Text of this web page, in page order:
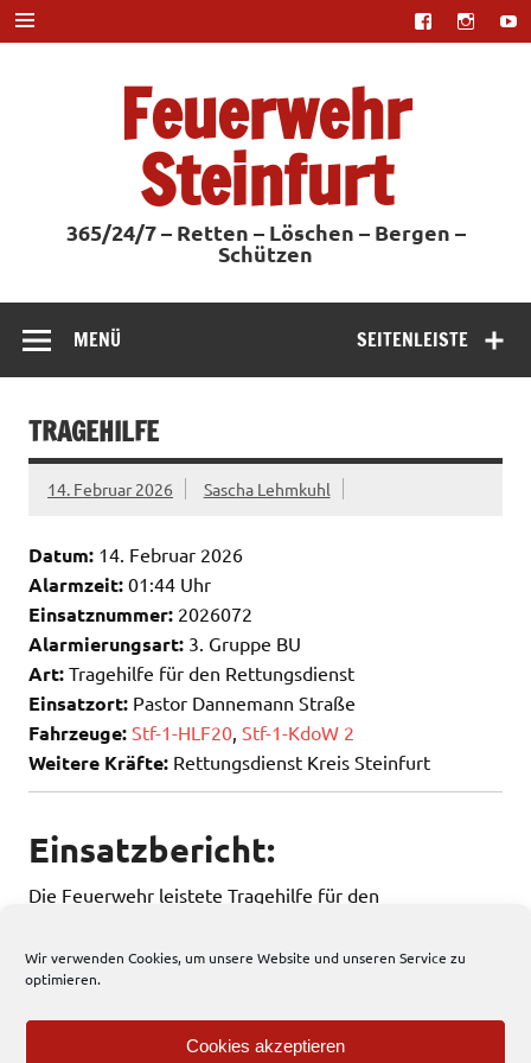
Wir verwenden Cookies, um unsere Website und unseren Service zu
optimieren.
Cookies akzeptieren
Zum
Inhalt
springen
Feuerwehr
Steinfurt
365/24/7 – Retten – Löschen – Bergen –
Schützen
SEITENLEISTE
MENÜ
TRAGEHILFE
14. Februar 2026 Sascha Lehmkuhl
Datum: 14. Februar 2026
Alarmzeit: 01:44 Uhr
Einsatznummer: 2026072
Alarmierungsart: 3. Gruppe BU
Art: Tragehilfe für den Rettungsdienst
Einsatzort: Pastor Dannemann Straße
Fahrzeuge: Stf-1-HLF20 Stf-1-KdoW 2
Weitere Kräfte: Rettungsdienst Kreis Steinfurt
Einsatzbericht:
Die Feuerwehr leistete Tragehilfe für den
48 total views